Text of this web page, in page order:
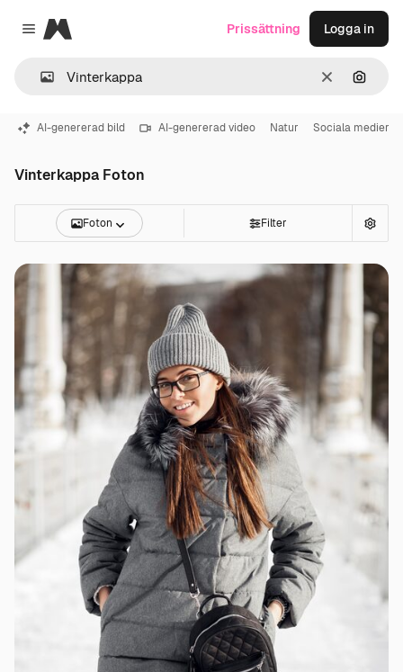
Close menu
Magnific
RensaSök
Prissättning Logga in
AI-genererad bild AI-genererad video Natur Sociala medier
Vinterkappa Foton
Foton Filter